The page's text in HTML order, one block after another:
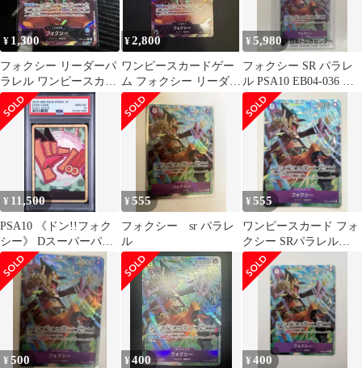
¥ 1,300
フォクシー リーダーパ
ラレル ワンピースカー
ド
¥2,800
ワンピースカードゲー
ム フォクシー リーダー
パラレル
¥5,980
フォクシー SR パラレ
ル PSA10 EB04-036 エ
ッグヘッド
¥ 11,500
PSA10 《ドン!!フォク
シー》 Dスーパーパラ
レル ワンピースカード
金ドン
¥555
フォクシー sr パラレ
ル
¥555
ワンピースカード フォ
クシー SRパラレル
EB04-036
¥500 ¥400 ¥400